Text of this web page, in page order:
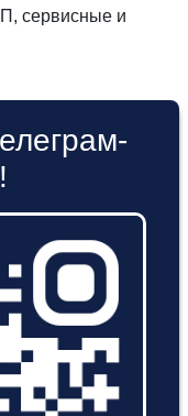
сервисные и